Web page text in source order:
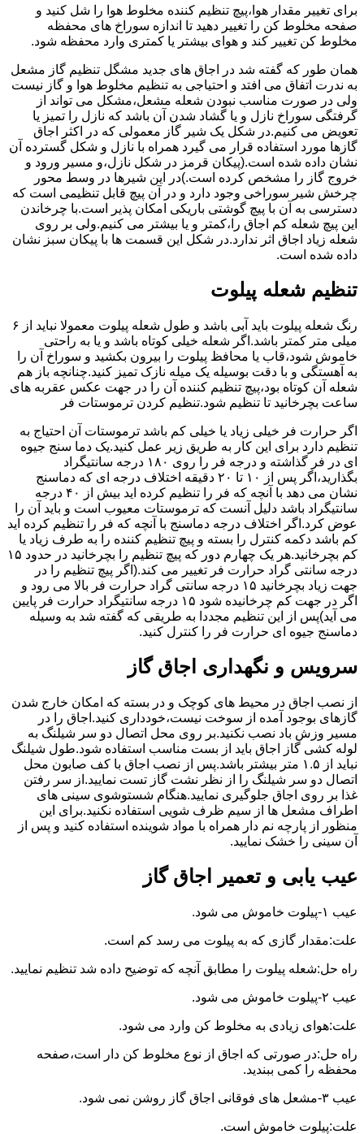
برای تغییر مقدار هوا،پیچ تنظیم کننده مخلوط هوا را شل کنید و
صفحه مخلوط کن را تغییر دهید تا اندازه سوراخ های محفظه
مخلوط کن تغییر کند و هوای بیشتر یا کمتری وارد محفظه شود.
همان طور که گفته شد در اجاق های جدید مشگل تنظیم گاز مشعل
به ندرت اتفاق می افتد و احتیاجی به تنظیم مخلوط هوا و گاز نیست
ولی در صورت مناسب نبودن شعله مشعل،مشکل می تواند از
گرفتگی سوراخ نازل و یا گشاد شدن آن باشد که نازل را تمیز یا
تعویض می کنیم.در شکل یک شیر گاز معمولی که در اکثر اجاق
گازها مورد استفاده قرار می گیرد همراه با نازل و شکل گسترده آن
نشان داده شده است.(پیکان قرمز در شکل نازل،و مسیر ورود و
خروج گاز را مشخص کرده است.)در این شیرها در وسط محور
چرخش شیر سوراخی وجود دارد و در آن پیچ قابل تنظیمی است که
دسترسی به آن با پیچ گوشتی باریکی امکان پذیر است.با چرخاندن
این پیچ شعله کم اجاق را،کمتر و یا بیشتر می کنیم.ولی بر روی
شعله زیاد اجاق اثر ندارد.در شکل این قسمت ها با پیکان سبز نشان
داده شده است.
تنظیم شعله پیلوت
رنگ شعله پیلوت باید آبی باشد و طول شعله پیلوت معمولا نباید از ۶
میلی متر کمتر باشد.اگر شعله خیلی کوتاه باشد و یا به راحتی
خاموش شود،قاب یا محافظ پیلوت را بیرون بکشید و سوراخ آن را
به آهستگی و با دقت بوسیله یک میله نازک تمیز کنید.چنانچه باز هم
شعله آن کوتاه بود،پیچ تنظیم کننده آن را در جهت عکس عقربه های
ساعت بچرخانید تا تنظیم شود.تنظیم کردن ترموستات فر
اگر حرارت فر خیلی زیاد یا خیلی کم باشد ترموستات آن احتیاج به
تنظیم دارد برای این کار به طریق زیر عمل کنید.یک دما سنج جیوه
ای در فر گذاشته و درجه فر را روی ۱۸۰ درجه سانتیگراد
بگذارید،اگر پس از ۱۰ تا ۲۰ دقیقه اختلاف درجه ای که دماسنج
نشان می دهد با آنچه که فر را تنظیم کرده اید بیش از ۴۰ درجه
سانتیگراد باشد دلیل آنست که ترموستات معیوب است و باید آن را
عوض کرد.اگر اختلاف درجه دماسنج با آنچه که فر را تنظیم کرده اید
کم باشد دکمه کنترل را بسته و پیچ تنظیم کننده را به طرف زیاد یا
کم بچرخانید.هر یک چهارم دور که پیچ تنظیم را بچرخانید در حدود ۱۵
درجه سانتی گراد حرارت فر تغییر می کند.(اگر پیچ تنظیم را در
جهت زیاد بچرخانید ۱۵ درجه سانتی گراد حرارت فر بالا می رود و
اگر در جهت کم چرخانیده شود ۱۵ درجه سانتیگراد حرارت فر پایین
می آید)پس از این تنظیم مجددا به طریقی که گفته شد به وسیله
دماسنج جیوه ای حرارت فر را کنترل کنید.
سرویس و نگهداری اجاق گاز
از نصب اجاق در محیط های کوچک و در بسته که امکان خارج شدن
گازهای بوجود آمده از سوخت نیست،خودداری کنید.اجاق را در
مسیر وزش باد نصب نکنید.بر روی محل اتصال دو سر شیلنگ به
لوله کشی گاز اجاق باید از بست مناسب استفاده شود.طول شیلنگ
نباید از ۱.۵ متر بیشتر باشد.پس از نصب اجاق با کف صابون محل
اتصال دو سر شیلنگ را از نظر نشت گاز تست نمایید.از سر رفتن
غذا بر روی اجاق جلوگیری نمایید.هنگام شستوشوی سینی های
اطراف مشعل ها از سیم ظرف شویی استفاده نکنید.برای این
منظور از پارچه نم دار همراه با مواد شوینده استفاده کنید و پس از
آن سینی را خشک نمایید.
عیب یابی و تعمیر اجاق گاز
عیب ۱-پیلوت خاموش می شود.
علت:مقدار گازی که به پیلوت می رسد کم است.
راه حل:شعله پیلوت را مطابق آنچه که توضیح داده شد تنظیم نمایید.
عیب ۲-پیلوت خاموش می شود.
علت:هوای زیادی به مخلوط کن وارد می شود.
راه حل:در صورتی که اجاق از نوع مخلوط کن دار است،صفحه
محفظه را کمی ببندید.
عیب ۳-مشعل های فوقانی اجاق گاز روشن نمی شود.
علت:پیلوت خاموش است.